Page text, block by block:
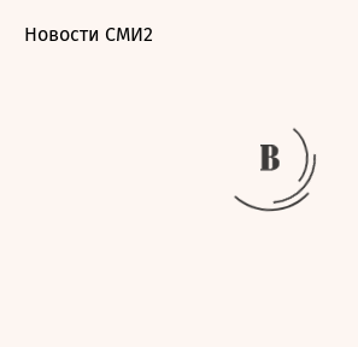
Новости СМИ2